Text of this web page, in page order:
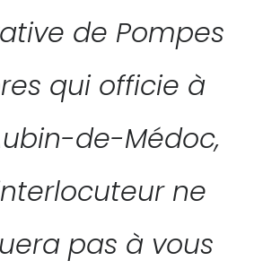
de Pompes
qui officie à
de-Médoc,
ne
pas à vous